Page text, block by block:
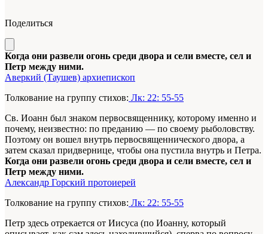
Поделиться
Когда они развели огонь среди двора и сели вместе, сел и
Петр между ними.
Аверкий (Таушев) архиепископ
Толкование на группу стихов: Лк: 22: 55-55
Св. Иоанн был знаком первосвященнику, которому именно и
почему, неизвестно: по преданию — по своему рыболовству.
Поэтому он вошел внутрь первосвященнического двора, а
затем сказал придвернице, чтобы она пустила внутрь и Петра.
Когда они развели огонь среди двора и сели вместе, сел и
Петр между ними.
Александр Горский протоиерей
Толкование на группу стихов: Лк: 22: 55-55
Петр здесь отрекается от Иисуса (по Иоанну, который